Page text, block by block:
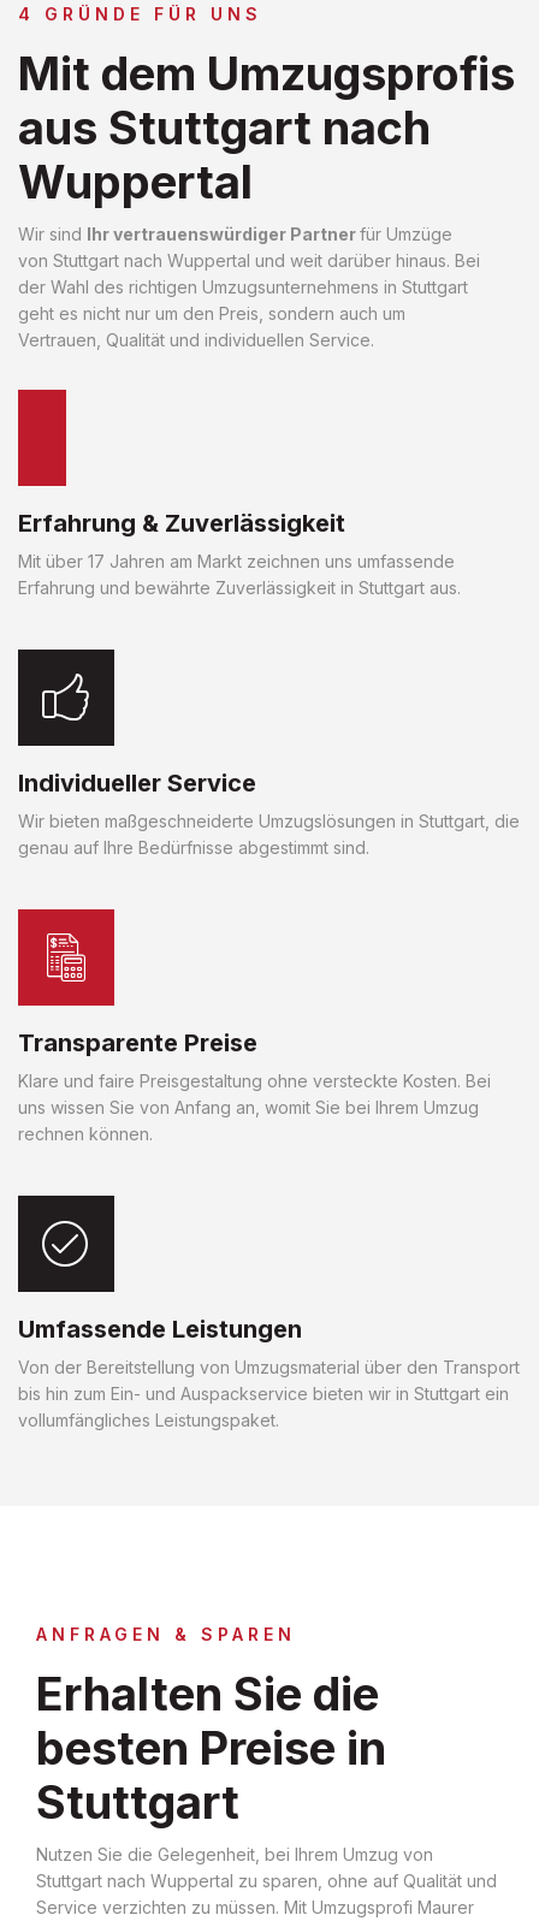
4 GRÜNDE FÜR UNS
Mit dem Umzugsprofis
aus Stuttgart nach
Wuppertal
Wir sind Ihr vertrauenswürdiger Partnerfür Umzüge
von Stuttgart nach Wuppertal und weit darüber hinaus. Bei
der Wahl des richtigen Umzugsunternehmens in Stuttgart
geht es nicht nur um den Preis, sondern auch um
Vertrauen, Qualität und individuellen Service.
Erfahrung & Zuverlässigkeit
Mit über 17 Jahren am Markt zeichnen uns umfassende
Erfahrung und bewährte Zuverlässigkeit in Stuttgart aus.
Individueller Service
Wir bieten maßgeschneiderte Umzugslösungen in Stuttgart, die
genau auf Ihre Bedürfnisse abgestimmt sind.
Transparente Preise
Klare und faire Preisgestaltung ohne versteckte Kosten. Bei
uns wissen Sie von Anfang an, womit Sie bei Ihrem Umzug
rechnen können.
Umfassende Leistungen
Von der Bereitstellung von Umzugsmaterial über den Transport
bis hin zum Ein- und Auspackservice bieten wir in Stuttgart ein
vollumfängliches Leistungspaket.
ANFRAGEN & SPAREN
Erhalten Sie die
besten Preise in
Stuttgart
Nutzen Sie die Gelegenheit, bei Ihrem Umzug von
Stuttgart nach Wuppertal zu sparen, ohne auf Qualität und
Service verzichten zu müssen. Mit Umzugsprofi Maurer